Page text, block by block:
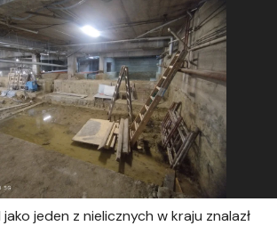
jeden z nielicznych w kraju znalazł